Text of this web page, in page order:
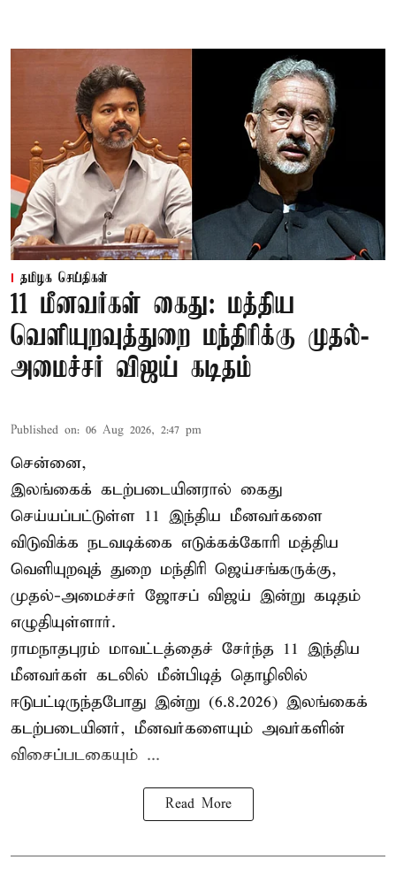
தமிழக செய்திகள்
11 மீனவர்கள் கைது: மத்திய
வெளியுறவுத்துறை மந்திரிக்கு முதல்-
அமைச்சர் விஜய் கடிதம்
Published on: 06 Aug 2026, 2:47 pm
சென்னை,
இலங்கைக் கடற்படையினரால் கைது
செய்யப்பட்டுள்ள 11 இந்திய மீனவர்களை
விடுவிக்க நடவடிக்கை எடுக்கக்கோரி மத்திய
வெளியுறவுத் துறை மந்திரி ஜெய்சங்கருக்கு,
முதல்-அமைச்சர் ஜோசப் விஜய் இன்று கடிதம்
எழுதியுள்ளார்.
ராமநாதபுரம் மாவட்டத்தைச் சேர்ந்த 11 இந்திய
மீனவர்கள் கடலில் மீன்பிடித் தொழிலில்
ஈடுபட்டிருந்தபோது இன்று (6.8.2026) இலங்கைக்
கடற்படையினர், மீனவர்களையும் அவர்களின்
விசைப்படகையும் ...
Read More